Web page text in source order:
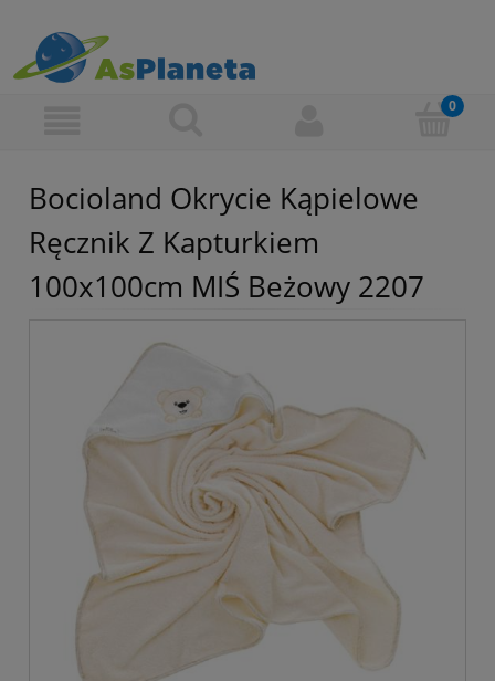
Bocioland Okrycie Kąpielowe
Ręcznik Z Kapturkiem
100x100cm MIŚ Beżowy 2207